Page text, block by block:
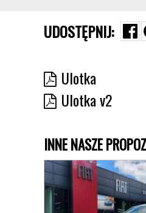
UDOSTĘPNIJ:
Ulotka
Ulotka v2
INNE NASZE